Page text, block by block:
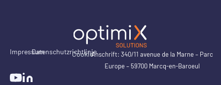
ImpressumDatenschutzrichtlinie
CookieAnschrift: 340/11 avenue de la Marne – Parc
Europe – 59700 Marcq-en-Baroeul